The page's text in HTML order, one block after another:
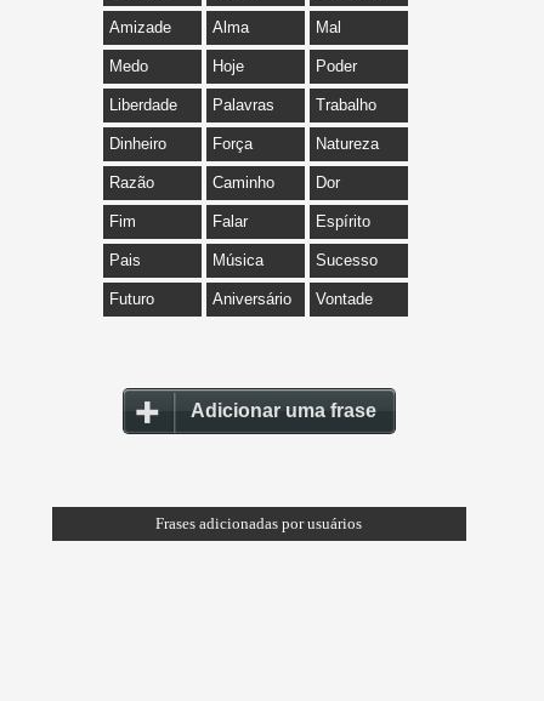
Amizade Alma Mal
Medo Hoje Poder
Liberdade Palavras Trabalho
Dinheiro Força Natureza
Razão Caminho Dor
Fim Falar Espírito
Pais Música Sucesso
Futuro Aniversário Vontade
Adicionar uma frase
Frases adicionadas por usuários